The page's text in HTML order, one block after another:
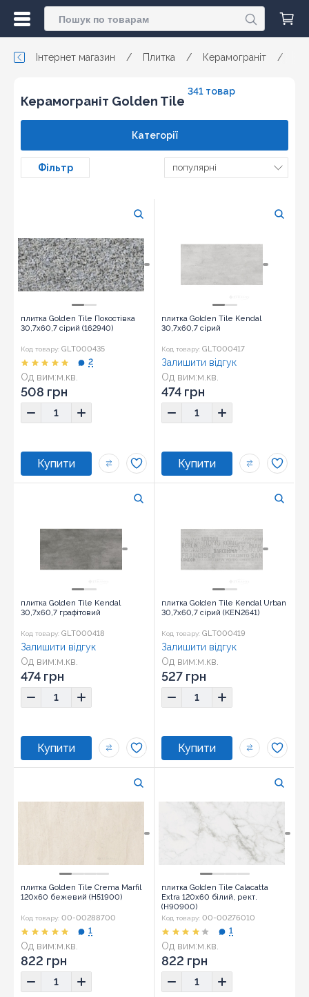
Інтернет магазин / Плитка / Керамограніт /
Керамограніт Golden Tile
341 товар
Фільтр
Категорії
популярні
плитка Golden Tile Покостівка
30,7x60,7 сірий (162940)
Код товару: GLT000435
Од вим:м.кв.
2
508 грн
плитка Golden Tile Kendal
30,7x60,7 сірий
Код товару: GLT000417
Од вим:м.кв.
Розмір:30,7x60,7
Залишити відгук
474 грн
плитка Golden Tile Kendal
30,7x60,7 графітовий
Код товару: GLT000418
Од вим:м.кв.
Залишити відгук
474 грн
плитка Golden Tile Kendal Urban
30,7x60,7 сірий (KEN2641)
Код товару: GLT000419
Од вим:м.кв.
Залишити відгук
527 грн
плитка Golden Tile Crema Marfil
120x60 бежевий (Н51900)
Код товару: 00-00288700
Од вим:м.кв.
1
822 грн
плитка Golden Tile Calacatta
Extra 120x60 білий, рект.
(Н90900)
Код товару: 00-00276010
Од вим:м.кв.
1
822 грн